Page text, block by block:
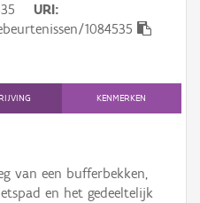
URI
1084535
KENMERKEN
van een bufferbekken,
en het gedeeltelijk